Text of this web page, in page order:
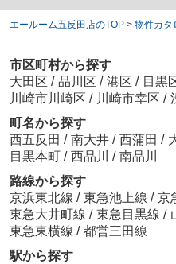
エールーム五反田店のTOP > 物件カタ
市区町村から探す
大田区 / 品川区 / 港区 / 目黒
川崎市川崎区 / 川崎市幸区 /
町名から探す
西五反田 / 南大井 / 西蒲田 /
目黒本町 / 西品川 / 南品川
路線から探す
京浜東北線 / 東急池上線 / 京
東急大井町線 / 東急目黒線 /
東急東横線 / 都営三田線
駅から探す